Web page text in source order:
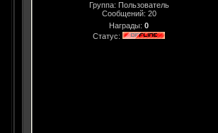
Группа: Пользователь
Сообщений: 20
Награды: 0
Статус: